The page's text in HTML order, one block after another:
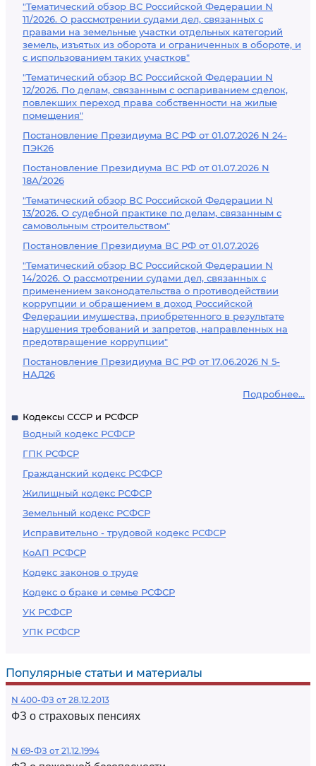
"Тематический обзор ВС Российской Федерации N
11/2026. О рассмотрении судами дел, связанных с
правами на земельные участки отдельных категорий
земель, изъятых из оборота и ограниченных в обороте, и
с использованием таких участков"
"Тематический обзор ВС Российской Федерации N
12/2026. По делам, связанным с оспариванием сделок,
повлекших переход права собственности на жилые
помещения"
Постановление Президиума ВС РФ от 01.07.2026 N 24-
ПЭК26
Постановление Президиума ВС РФ от 01.07.2026 N
18А/2026
"Тематический обзор ВС Российской Федерации N
13/2026. О судебной практике по делам, связанным с
самовольным строительством"
Постановление Президиума ВС РФ от 01.07.2026
"Тематический обзор ВС Российской Федерации N
14/2026. О рассмотрении судами дел, связанных с
применением законодательства о противодействии
коррупции и обращением в доход Российской
Федерации имущества, приобретенного в результате
нарушения требований и запретов, направленных на
предотвращение коррупции"
Постановление Президиума ВС РФ от 17.06.2026 N 5-
НАД26
Подробнее...
Кодексы СССР и РСФСР
Водный кодекс РСФСР
ГПК РСФСР
Гражданский кодекс РСФСР
Жилищный кодекс РСФСР
Земельный кодекс РСФСР
Исправительно - трудовой кодекс РСФСР
КоАП РСФСР
Кодекс законов о труде
Кодекс о браке и семье РСФСР
УК РСФСР
УПК РСФСР
Популярные статьи и материалы
N 400-ФЗ от 28.12.2013
ФЗ о страховых пенсиях
N 69-ФЗ от 21.12.1994